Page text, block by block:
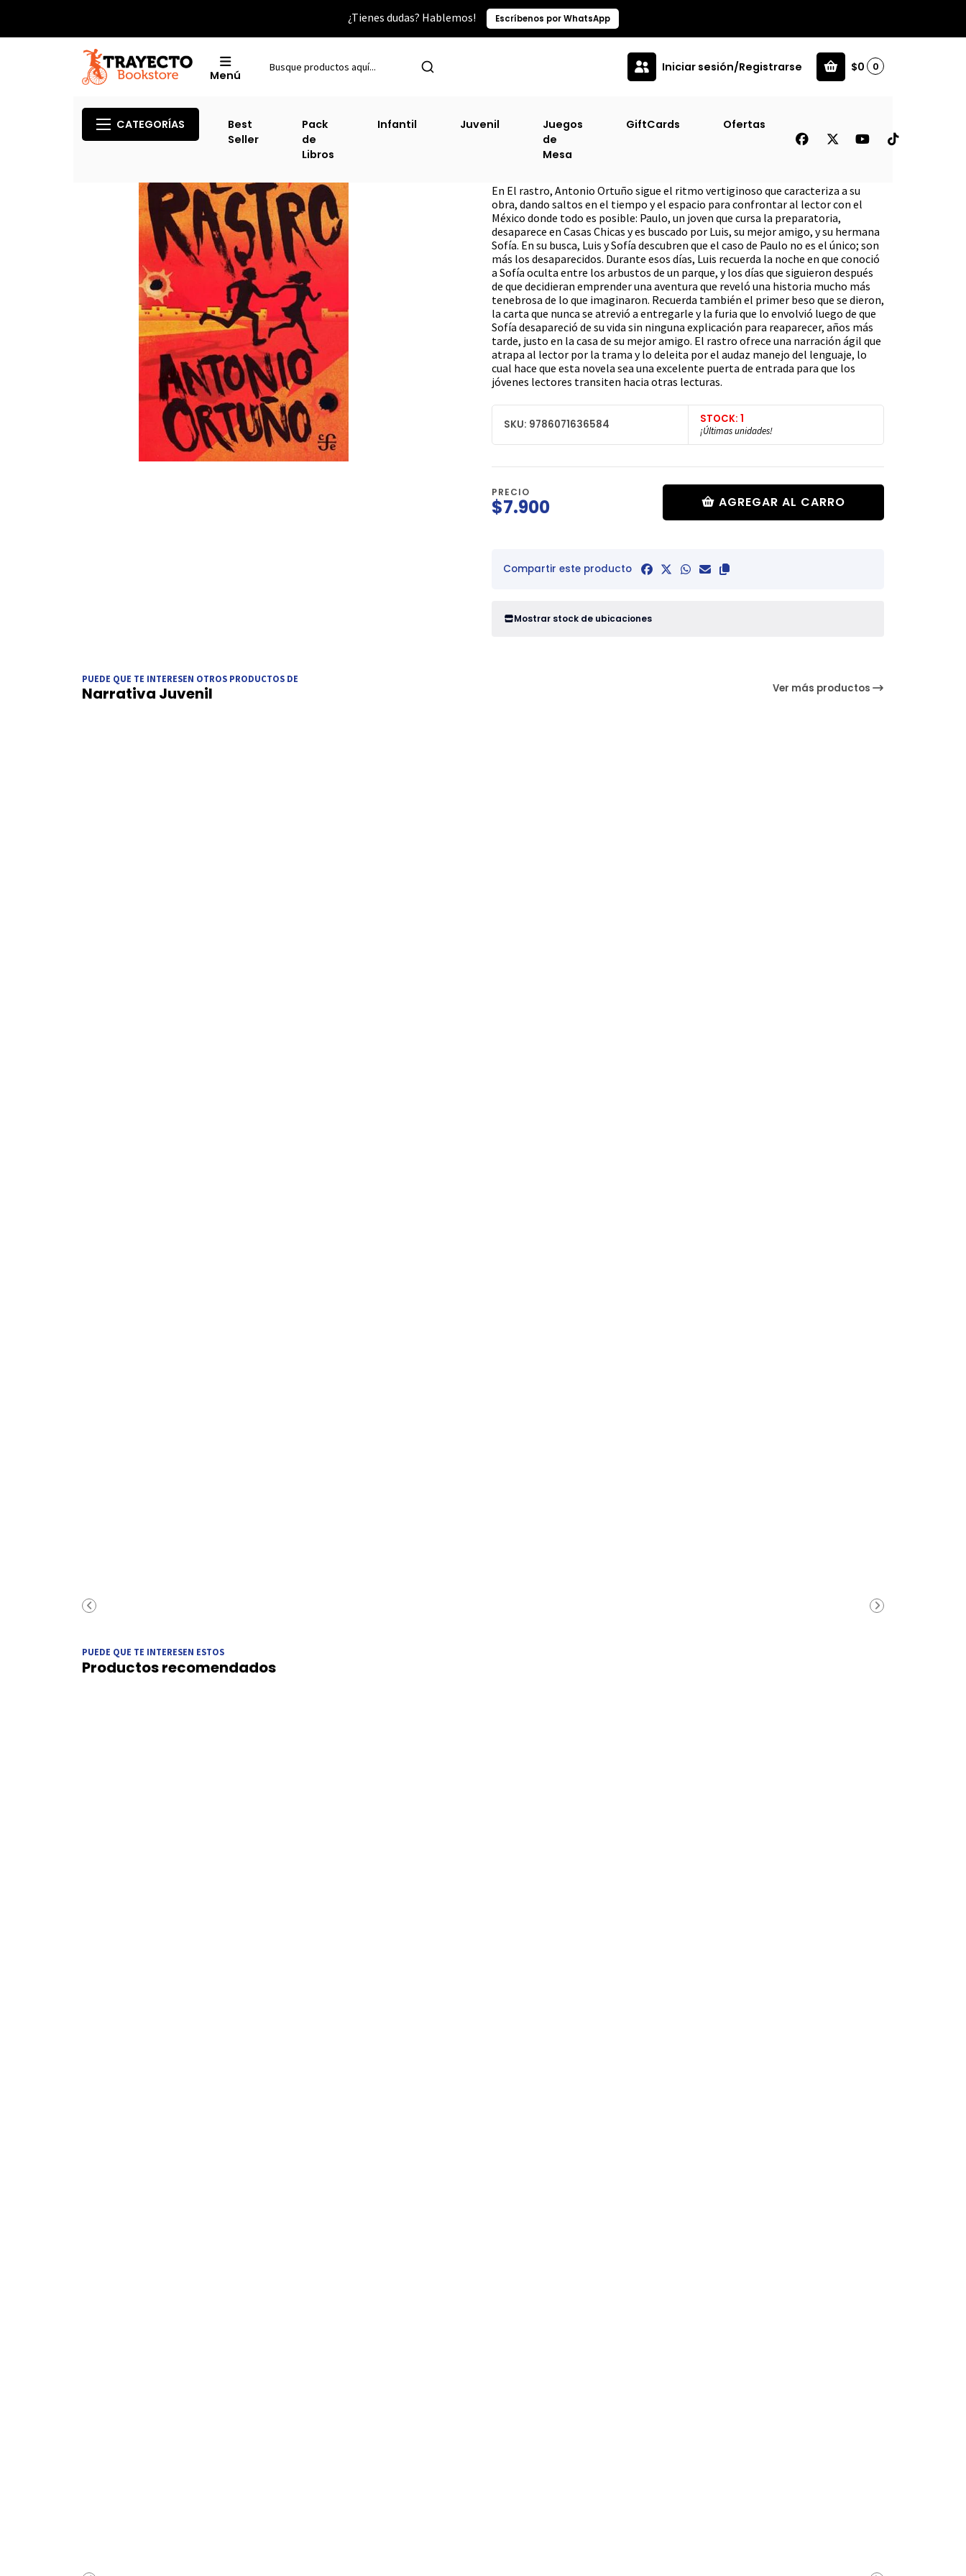
¿Tienes dudas? Hablemos! Escríbenos por WhatsApp
Menú
Iniciar sesión/Registrarse $0 0
CATEGORÍAS
Best
Seller
Pack
de
Libros
Infantil Juvenil
Juegos
de
Mesa
GiftCards Ofertas
Rastro, El [Juv]
En El rastro, Antonio Ortuño sigue el ritmo vertiginoso que caracteriza a su
obra, dando saltos en el tiempo y el espacio para confrontar al lector con el
México donde todo es posible: Paulo, un joven que cursa la preparatoria,
desaparece en Casas Chicas y es buscado por Luis, su mejor amigo, y su hermana
Sofía. En su busca, Luis y Sofía descubren que el caso de Paulo no es el único; son
más los desaparecidos. Durante esos días, Luis recuerda la noche en que conoció
a Sofía oculta entre los arbustos de un parque, y los días que siguieron después
de que decidieran emprender una aventura que reveló una historia mucho más
tenebrosa de lo que imaginaron. Recuerda también el primer beso que se dieron,
la carta que nunca se atrevió a entregarle y la furia que lo envolvió luego de que
Sofía desapareció de su vida sin ninguna explicación para reaparecer, años más
tarde, justo en la casa de su mejor amigo. El rastro ofrece una narración ágil que
atrapa al lector por la trama y lo deleita por el audaz manejo del lenguaje, lo
cual hace que esta novela sea una excelente puerta de entrada para que los
jóvenes lectores transiten hacia otras lecturas.
SKU: 9786071636584 STOCK: 1
¡Últimas unidades!
PRECIO
$7.900 AGREGAR AL CARRO
Compartir este producto
Mostrar stock de ubicaciones
PUEDE QUE TE INTERESEN OTROS PRODUCTOS DE
Narrativa Juvenil Ver más productos
PUEDE QUE TE INTERESEN ESTOS
Productos recomendados